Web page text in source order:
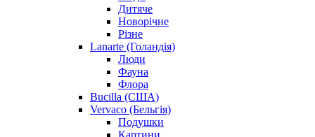
Дитяче
Новорічне
Різне
Lanarte (Голандія)
Люди
Фауна
Флора
Bucilla (США)
Vervaco (Бельгія)
Подушки
Картини